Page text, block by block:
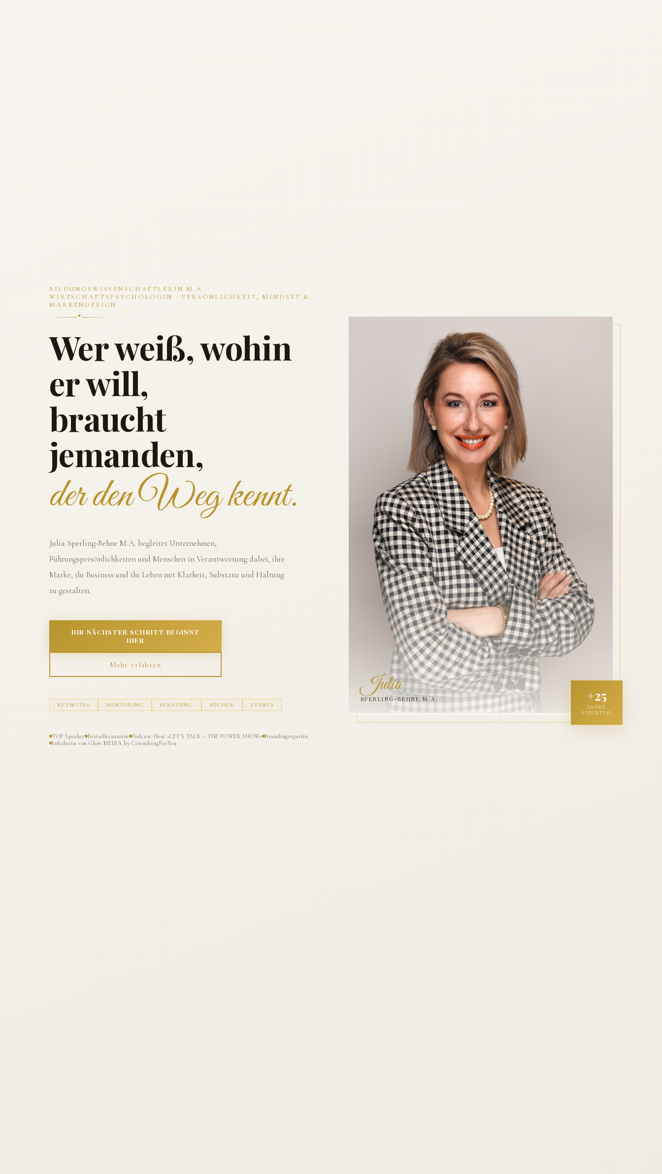
BILDUNGSWISSENSCHAFTLERIN M.A. ·
WIRTSCHAFTSPSYCHOLOGIN · PERSÖNLICHKEIT, MINDSET &
MARKENDESIGN
Wer weiß, wohin
er will,
braucht
jemanden,
der den Weg kennt.
Julia Sperling-Behne M.A. begleitet Unternehmen,
Führungspersönlichkeiten und Menschen in Verantwortung dabei, ihre
Marke, ihr Business und ihr Leben mit Klarheit, Substanz und Haltung
zu gestalten.
IHR NÄCHSTER SCHRITT BEGINNT
HIER
Mehr erfahren
KEYNOTES MENTORING BERATUNG BÜCHER EVENTS
TOP Speaker Bestsellerautorin Podcast-Host »LET'S TALK – THE POWER SHOW« Brandingexpertin
Inhaberin von Glow MEDIA by ConsultingForYou
Julia
SPERLING-BEHNE M.A. +25
JAHRE
EXPERTISE